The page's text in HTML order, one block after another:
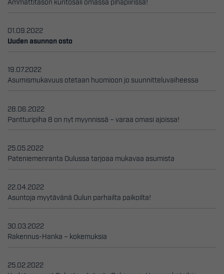
Ammattitason kuntosali omassa pihapiirissä!
01.09.2022
Uuden asunnon osto
19.07.2022
Asumismukavuus otetaan huomioon jo suunnitteluvaiheessa
28.06.2022
Pantturipiha 8 on nyt myynnissä – varaa omasi ajoissa!
25.05.2022
Pateniemenranta Oulussa tarjoaa mukavaa asumista
22.04.2022
Asuntoja myytävänä Oulun parhailta paikoilta!
30.03.2022
Rakennus-Hanka – kokemuksia
25.02.2022